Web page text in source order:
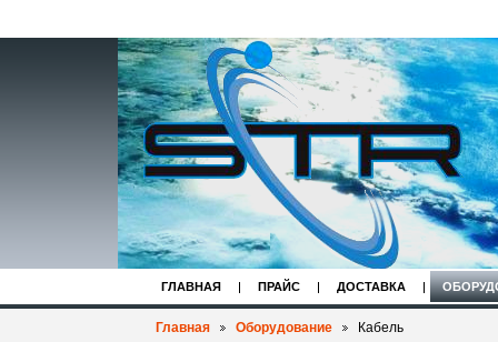
ГЛАВНАЯ ПРАЙС ДОСТАВКА
Главная Оборудование Кабель